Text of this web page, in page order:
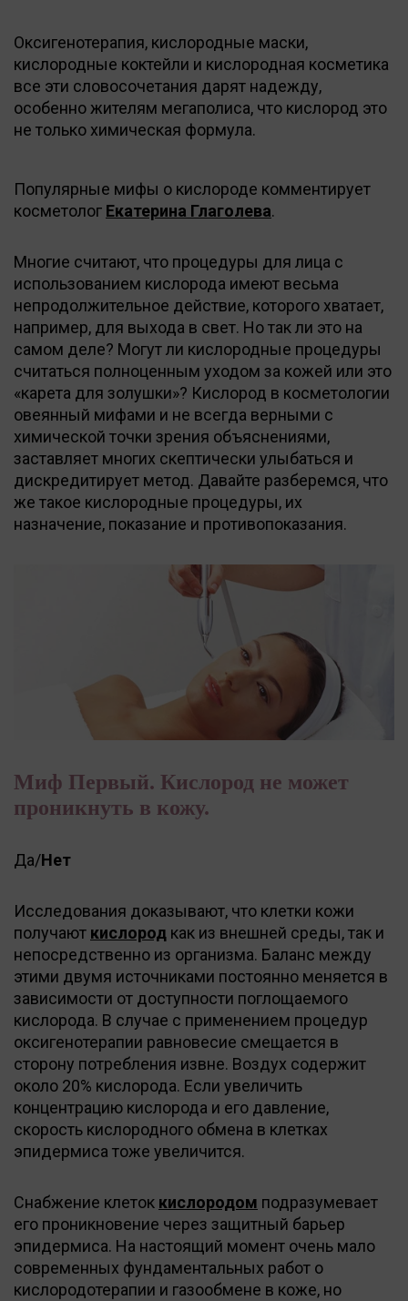
Оксигенотерапия, кислородные маски,
кислородные коктейли и кислородная косметика
все эти словосочетания дарят надежду,
особенно жителям мегаполиса, что кислород это
не только химическая формула.
Популярные мифы о кислороде комментирует
косметолог Екатерина Глаголева.
Многие считают, что процедуры для лица с
использованием кислорода имеют весьма
непродолжительное действие, которого хватает,
например, для выхода в свет. Но так ли это на
самом деле? Могут ли кислородные процедуры
считаться полноценным уходом за кожей или это
«карета для золушки»? Кислород в косметологии
овеянный мифами и не всегда верными с
химической точки зрения объяснениями,
заставляет многих скептически улыбаться и
дискредитирует метод. Давайте разберемся, что
же такое кислородные процедуры, их
назначение, показание и противопоказания.
Миф Первый. Кислород не может
проникнуть в кожу.
Да/Нет
Исследования доказывают, что клетки кожи
получают кислород как из внешней среды, так и
непосредственно из организма. Баланс между
этими двумя источниками постоянно меняется в
зависимости от доступности поглощаемого
кислорода. В случае с применением процедур
оксигенотерапии равновесие смещается в
сторону потребления извне. Воздух содержит
около 20% кислорода. Если увеличить
концентрацию кислорода и его давление,
скорость кислородного обмена в клетках
эпидермиса тоже увеличится.
Снабжение клеток кислородом подразумевает
его проникновение через защитный барьер
эпидермиса. На настоящий момент очень мало
современных фундаментальных работ о
кислородотерапии и газообмене в коже, но